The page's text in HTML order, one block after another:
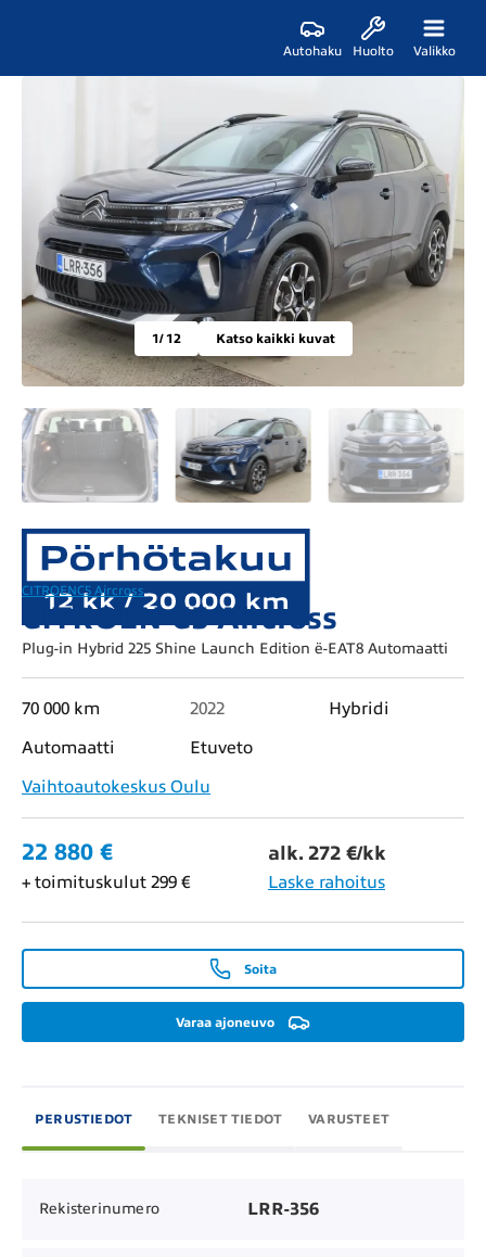
Autohaku Huolto Valikko
1/ 12 Katso kaikki kuvat
CITROENC5 Aircross
CITROEN C5 Aircross
Plug-in Hybrid 225 Shine Launch Edition ë-EAT8 Automaatti
70 000 km 2022
Hybridi
Automaatti
Etuveto
Vaihtoautokeskus Oulu
22 880 € alk. 272 €/kk
+ toimituskulut 299 € Laske rahoitus
Soita
Varaa ajoneuvo
PERUSTIEDOT TEKNISET TIEDOT VARUSTEET
Rekisterinumero LRR-356